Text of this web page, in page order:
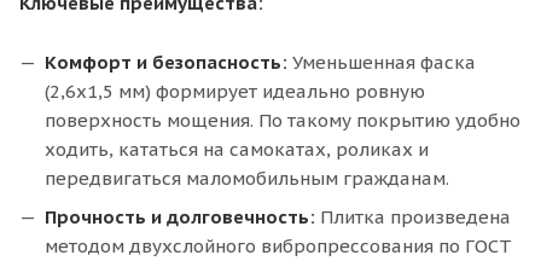
Комфорт и безопасность: Уменьшенная фаска
(2,6х1,5 мм) формирует идеально ровную
поверхность мощения. По такому покрытию удобно
ходить, кататься на самокатах, роликах и
передвигаться маломобильным гражданам.
Прочность и долговечность: Плитка произведена
методом двухслойного вибропрессования по ГОСТ